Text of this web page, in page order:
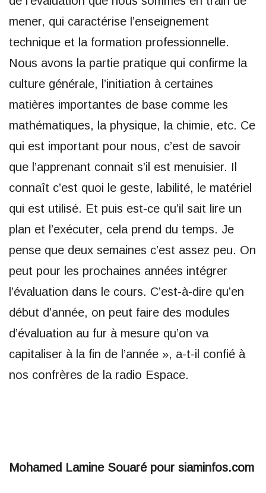
mener, qui caractérise l’enseignement
technique et la formation professionnelle.
Nous avons la partie pratique qui confirme la
culture générale, l’initiation à certaines
matières importantes de base comme les
mathématiques, la physique, la chimie, etc. Ce
qui est important pour nous, c’est de savoir
que l’apprenant connait s’il est menuisier. Il
connaît c’est quoi le geste, labilité, le matériel
qui est utilisé. Et puis est-ce qu’il sait lire un
plan et l’exécuter, cela prend du temps. Je
pense que deux semaines c’est assez peu. On
peut pour les prochaines années intégrer
l’évaluation dans le cours. C’est-à-dire qu’en
début d’année, on peut faire des modules
d’évaluation au fur à mesure qu’on va
capitaliser à la fin de l’année », a-t-il confié à
nos confrères de la radio Espace.
Mohamed Lamine Souaré pour siaminfos.com